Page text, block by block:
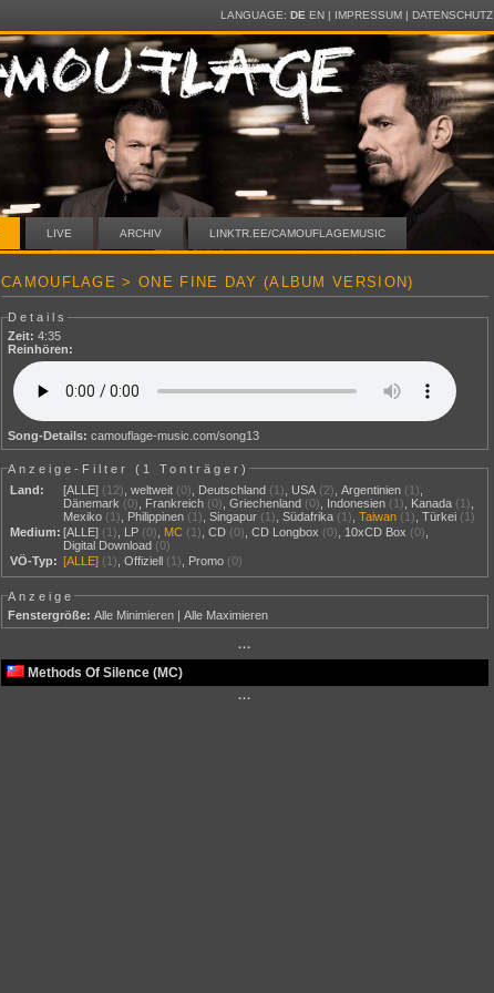
LANGUAGE: DE EN| IMPRESSUM| DATENSCHUTZ
LIVE ARCHIV LINKTR.EE/CAMOUFLAGEMUSIC
CAMOUFLAGE > ONE FINE DAY (ALBUM VERSION)
Details
Zeit: 4:35
Reinhören:
Song-Details: camouflage-music.com/song13
Anzeige-Filter ( 1 Tonträger)
Land:
[ALLE] (12) ,weltweit (0) Deutschland (1) USA (2) ,Argentinien (1)
Dänemark (0) Frankreich (0) ,Griechenland (0) Indonesien (1) Kanada (1)
Mexiko (1) Philippinen (1) ,Singapur (1) ,Südafrika (1) ,Taiwan (1) ,Türkei (1)
Medium: [ALLE] (1) LP (0) MC (1) ,CD (0) ,CD Longbox (0) 10xCD Box (0)
Digital Download (0)
VÖ-Typ: [ALLE] (1) ,Offiziell (1) Promo (0)
Anzeige
Fenstergröße: Alle Minimieren |Alle Maximieren
···
Methods Of Silence (MC)
···